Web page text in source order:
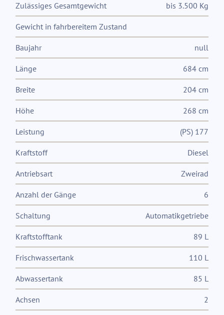
Zulässiges Gesamtgewicht bis 3.500 Kg
Gewicht in fahrbereitem Zustand
Baujahr null
Länge 684 cm
Breite 204 cm
Höhe 268 cm
Leistung (PS) 177
Kraftstoff Diesel
Antriebsart Zweirad
Anzahl der Gänge 6
Schaltung Automatikgetriebe
Kraftstofftank 89 L
Frischwassertank 110 L
Abwassertank 85 L
Achsen 2